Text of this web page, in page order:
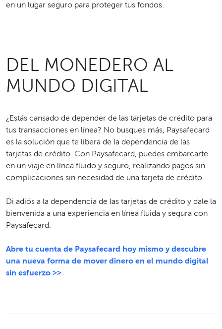
en un lugar seguro para proteger tus fondos.
DEL MONEDERO AL
MUNDO DIGITAL
¿Estás cansado de depender de las tarjetas de crédito para
tus transacciones en línea? No busques más, Paysafecard
es la solución que te libera de la dependencia de las
tarjetas de crédito. Con Paysafecard, puedes embarcarte
en un viaje en línea fluido y seguro, realizando pagos sin
complicaciones sin necesidad de una tarjeta de crédito.
Di adiós a la dependencia de las tarjetas de crédito y dale la
bienvenida a una experiencia en línea fluida y segura con
Paysafecard.
Abre tu cuenta de Paysafecard hoy mismo y descubre
una nueva forma de mover dinero en el mundo digital
sin esfuerzo >>